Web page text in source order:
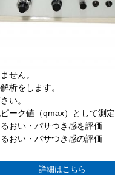
せん。
析をします。
い。
ーク値（qmax）
として測定
おい・パサつき感を評価
おい・パサつき感の評価
詳細はこちら